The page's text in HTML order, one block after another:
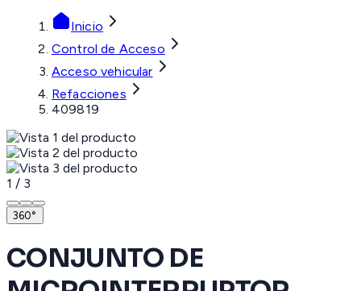
Inicio
Control de Acceso
Acceso vehicular
Refacciones
409819
1 / 3
360°
CONJUNTO DE